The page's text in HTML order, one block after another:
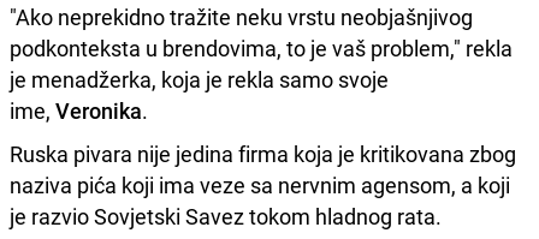
"Ako neprekidno tražite neku vrstu neobjašnjivog
podkonteksta u brendovima, to je vaš problem," rekla
je menadžerka, koja je rekla samo svoje
ime, Veronika.
Ruska pivara nije jedina firma koja je kritikovana zbog
naziva pića koji ima veze sa nervnim agensom, a koji
je razvio Sovjetski Savez tokom hladnog rata.